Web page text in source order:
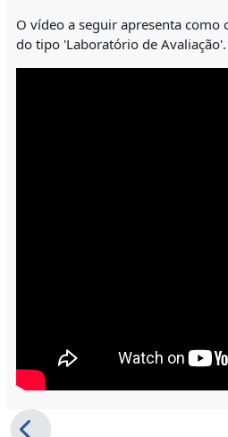
O vídeo a seguir apresenta
do tipo 'Laboratório de Avaliação'.